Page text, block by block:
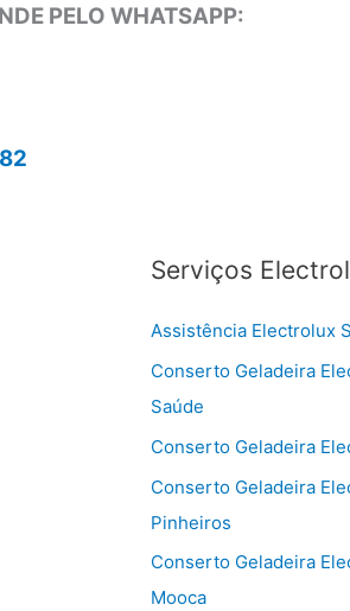
PELO WHATSAPP:
Serviços
Assistência Electrolux
Conserto Geladeira
Saúde
Conserto Geladeira
Conserto Geladeira
Pinheiros
Conserto Geladeira
Mooca